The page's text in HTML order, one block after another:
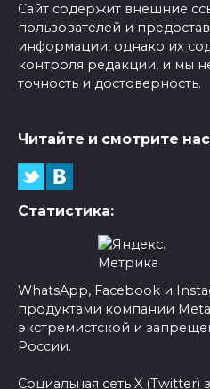
Сайт содержит внешние
пользователей и
информации, однако их
контроля редакции, и мы
точность и достоверность.
Читайте и смотрите
Статистика:
WhatsApp, Facebook и
продуктами компании
экстремистской и
России.
Социальная сеть X